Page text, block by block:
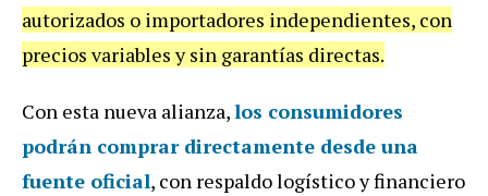
autorizados o importadores independientes, con
precios variables y sin garantías directas.
Con esta nueva alianza,los consumidores
podrán comprar directamente desde una
fuente oficial, con respaldo logístico y financiero